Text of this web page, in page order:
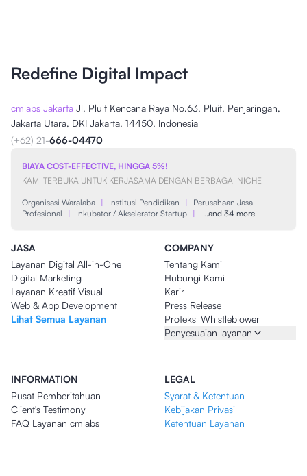
Redefine Digital Impact
cmlabs Jakarta Jl. Pluit Kencana Raya No.63, Pluit, Penjaringan,
Jakarta Utara, DKI Jakarta, 14450, Indonesia
(+62) 21-666-04470
BIAYA COST-EFFECTIVE, HINGGA 5%!
KAMI TERBUKA UNTUK KERJASAMA DENGAN BERBAGAI NICHE
Organisasi Waralaba | Institusi Pendidikan |
Perusahaan Jasa
Profesional
| Inkubator / Akselerator Startup | …and 34 more
JASA
Layanan Digital All-in-One
Digital Marketing
Layanan Kreatif Visual
Web & App Development
Lihat Semua Layanan
COMPANY
Tentang Kami
Hubungi Kami
Karir
Press Release
Proteksi Whistleblower
Penyesuaian layanan
INFORMATION
Pusat Pemberitahuan
Client's Testimony
FAQ Layanan cmlabs
LEGAL
Syarat & Ketentuan
Kebijakan Privasi
Ketentuan Layanan